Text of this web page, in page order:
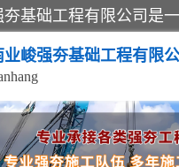
业峻强夯基础工程有限
例 强夯